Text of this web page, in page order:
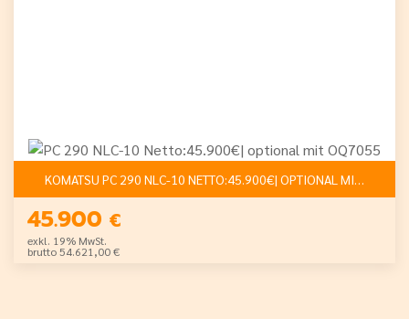
KOMATSU PC 290 NLC-10 NETTO:45.900€| OPTIONAL MIT
45.900 €
exkl. 19% MwSt.
brutto 54.621,00 €